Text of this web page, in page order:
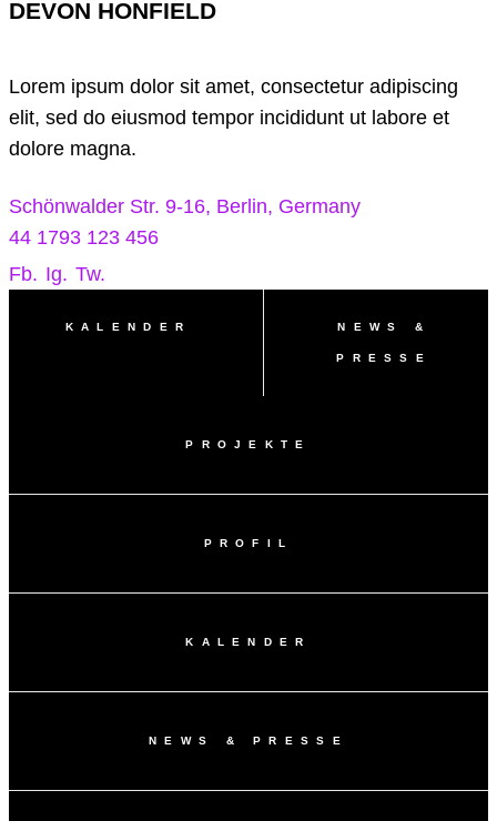
DEVON HONFIELD
Lorem ipsum dolor sit amet, consectetur adipiscing
elit, sed do eiusmod tempor incididunt ut labore et
dolore magna.
Schönwalder Str. 9-16, Berlin, Germany
44 1793 123 456
Fb. Ig. Tw.
KALENDER NEWS &
PRESSE
PROJEKTE
PROFIL
KALENDER
NEWS & PRESSE